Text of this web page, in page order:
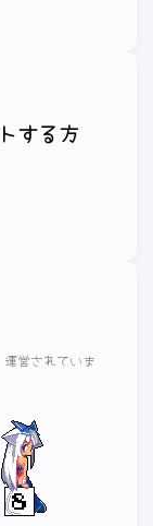
する方
営されていま